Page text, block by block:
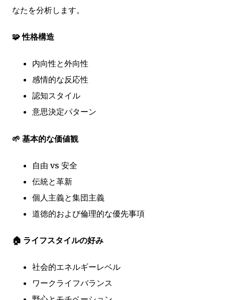
なたを分析します。
🧩 性格構造
内向性と外向性
感情的な反応性
認知スタイル
意思決定パターン
🌱 基本的な価値観
自由 vs 安全
伝統と革新
個人主義と集団主義
道徳的および倫理的な優先事項
🏠 ライフスタイルの好み
社会的エネルギーレベル
ワークライフバランス